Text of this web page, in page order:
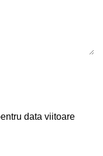
data viitoare